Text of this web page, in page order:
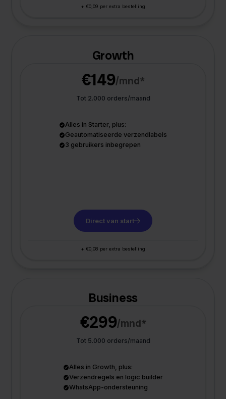
+ €0,09 per extra bestelling
Growth
€149/mnd*
Tot 2.000 orders/maand
Alles in Starter, plus:
Geautomatiseerde verzendlabels
3 gebruikers inbegrepen
Direct van start
+ €0,08 per extra bestelling
Business
€299/mnd*
Tot 5.000 orders/maand
Alles in Growth, plus:
Verzendregels en logic builder
WhatsApp-ondersteuning